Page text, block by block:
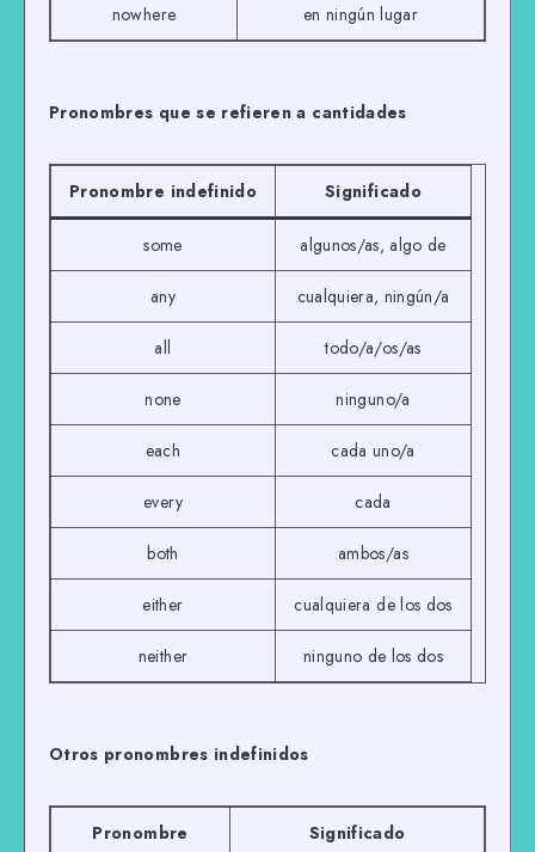
nowhere en ningún lugar
Pronombres que se refieren a cantidades
Pronombre indefinido Significado
some algunos/as, algo de
any cualquiera, ningún/a
all todo/a/os/as
none ninguno/a
each cada uno/a
every cada
both ambos/as
either cualquiera de los dos
neither ninguno de los dos
Otros pronombres indefinidos
Pronombre
Significado